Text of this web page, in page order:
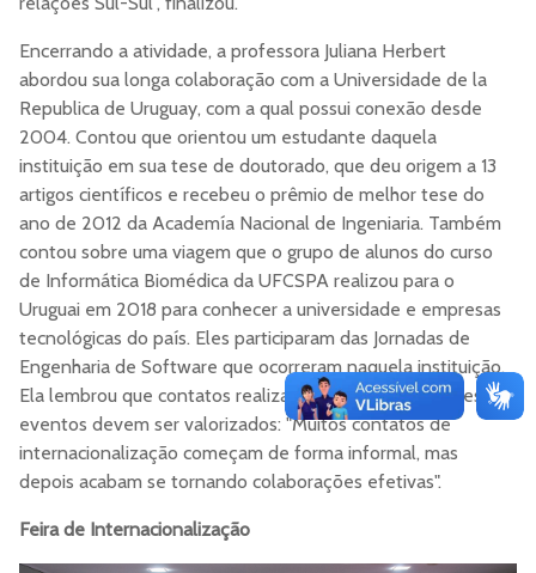
Encerrando a atividade, a professora Juliana Herbert
abordou sua longa colaboração com a Universidade de la
Republica de Uruguay, com a qual possui conexão desde
2004. Contou que orientou um estudante daquela
instituição em sua tese de doutorado, que deu origem a 13
artigos científicos e recebeu o prêmio de melhor tese do
ano de 2012 da Academía Nacional de Ingeniaria. Também
contou sobre uma viagem que o grupo de alunos do curso
de Informática Biomédica da UFCSPA realizou para o
Uruguai em 2018 para conhecer a universidade e empresas
tecnológicas do país. Eles participaram das Jornadas de
Engenharia de Software que ocorreram naquela instituição.
Ela lembrou que contatos realizados com pesquisadores em
eventos devem ser valorizados: "Muitos contatos de
internacionalização começam de forma informal, mas
depois acabam se tornando colaborações efetivas".
Feira de Internacionalização